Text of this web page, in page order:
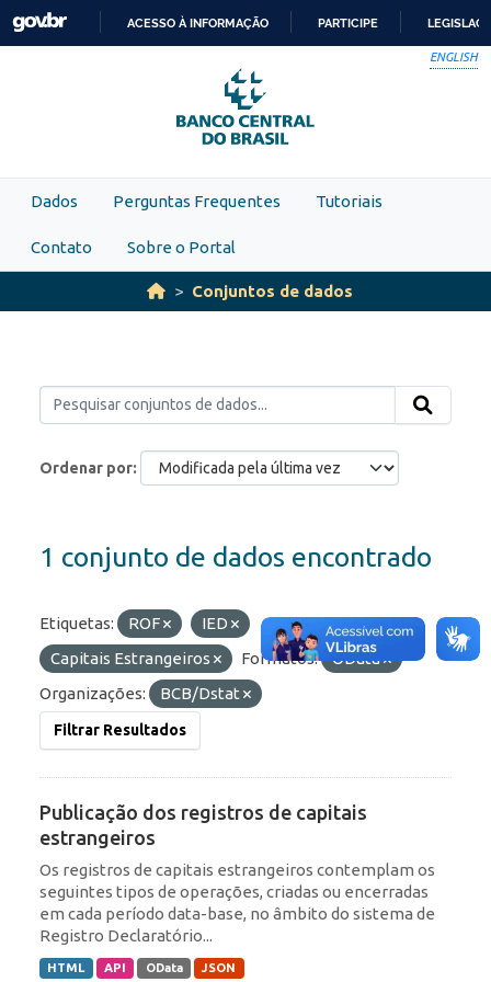
Skip to main content
PARA
O
CONTEÚDO
ACESSO À INFORMAÇÃO PARTICIPE
ENGLISH
Dados Perguntas Frequentes Tutoriais
Contato Sobre o Portal
Conjuntos de dados
Ordenar por
1 conjunto de dados encontrado
Etiquetas: ROF
IED
Capitais Estrangeiros
Formatos:
OData
Organizações:
BCB/Dstat
Filtrar Resultados
Publicação dos registros de capitais
estrangeiros
Os registros de capitais estrangeiros contemplam os
seguintes tipos de operações, criadas ou encerradas
em cada período data-base, no âmbito do sistema de
Registro Declaratório...
HTML API OData JSON